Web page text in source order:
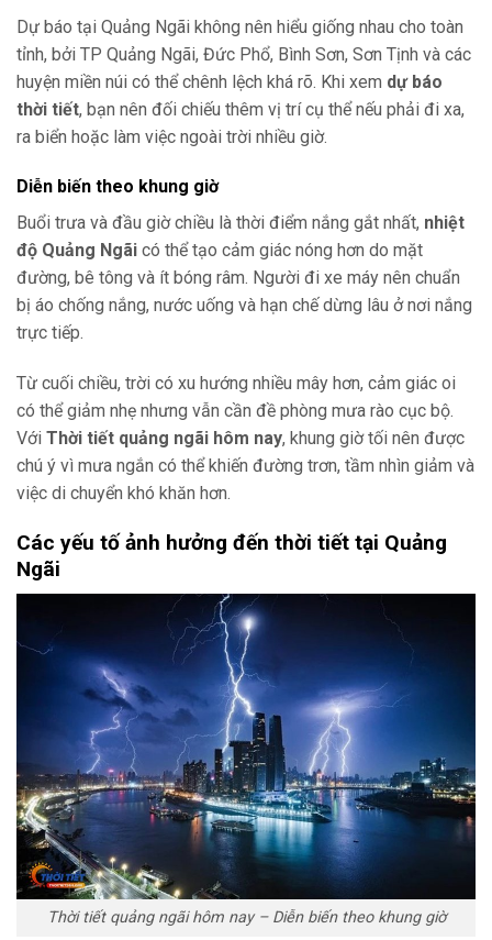
Dự báo tại Quảng Ngãi không nên hiểu giống nhau cho toàn
tỉnh, bởi TP Quảng Ngãi, Đức Phổ, Bình Sơn, Sơn Tịnh và các
huyện miền núi có thể chênh lệch khá rõ. Khi xem dự báo
thời tiết, bạn nên đối chiếu thêm vị trí cụ thể nếu phải đi xa,
ra biển hoặc làm việc ngoài trời nhiều giờ.
Diễn biến theo khung giờ
Buổi trưa và đầu giờ chiều là thời điểm nắng gắt nhất, nhiệt
độ Quảng Ngãi có thể tạo cảm giác nóng hơn do mặt
đường, bê tông và ít bóng râm. Người đi xe máy nên chuẩn
bị áo chống nắng, nước uống và hạn chế dừng lâu ở nơi nắng
trực tiếp.
Từ cuối chiều, trời có xu hướng nhiều mây hơn, cảm giác oi
có thể giảm nhẹ nhưng vẫn cần đề phòng mưa rào cục bộ.
Với Thời tiết quảng ngãi hôm nay, khung giờ tối nên được
chú ý vì mưa ngắn có thể khiến đường trơn, tầm nhìn giảm và
việc di chuyển khó khăn hơn.
Các yếu tố ảnh hưởng đến thời tiết tại Quảng
Ngãi
Thời tiết quảng ngãi hôm nay – Diễn biến theo khung giờ